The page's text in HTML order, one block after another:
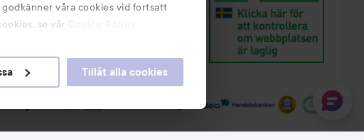
våra cookies vid fortsatt
se vår
Tillåt alla cookies